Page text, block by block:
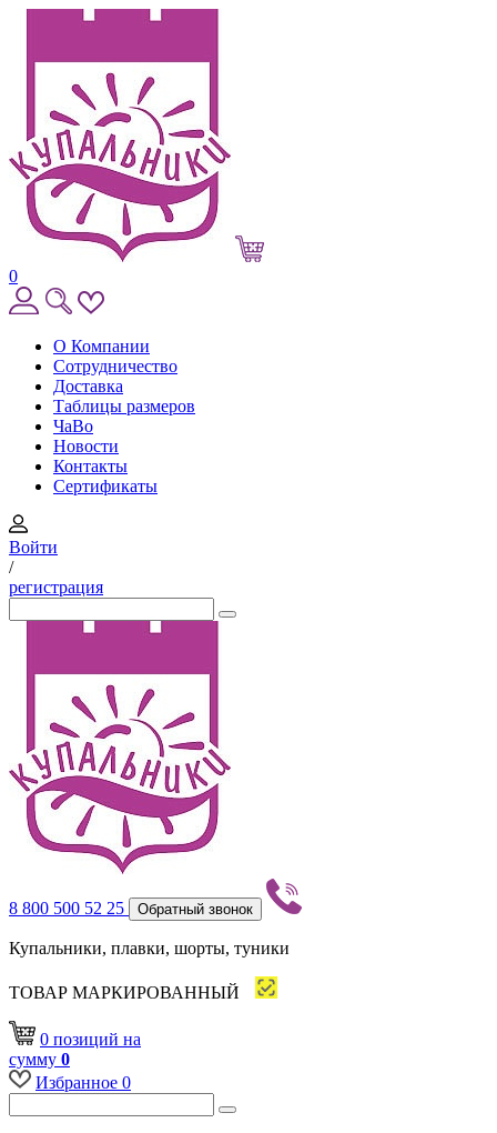
0
О Компании
Сотрудничество
Доставка
Таблицы размеров
ЧаВо
Новости
Контакты
Сертификаты
Войти
/
регистрация
8 800 500 52 25 Обратный звонок
Купальники, плавки, шорты, туники
ТОВАР МАРКИРОВАННЫЙ
0 позиций на
сумму 0
Избранное 0